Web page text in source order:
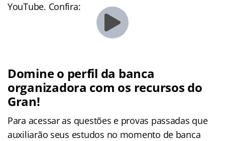
YouTube. Confira:
Domine o perfil da banca
organizadora com os recursos do
Gran!
Para acessar as questões e provas passadas que
auxiliarão seus estudos no momento de banca